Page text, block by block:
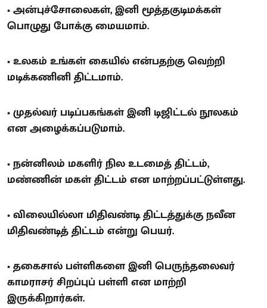
• அன்புச்சோலைகள், இனி மூத்தகுடிமக்கள்
பொழுது போக்கு மையமாம்.
• உலகம் உங்கள் கையில் என்பதற்கு வெற்றி
மடிக்கணினி திட்டமாம்.
• முதல்வர் படிப்பகங்கள் இனி டிஜிட்டல் நூலகம்
என அழைக்கப்படுமாம்.
• நன்னிலம் மகளிர் நில உடமைத் திட்டம்,
மண்ணின் மகள் திட்டம் என மாற்றப்பட்டுள்ளது.
• விலையில்லா மிதிவண்டி திட்டத்துக்கு நவீன
மிதிவண்டித் திட்டம் என்று பெயர்.
• தகைசால் பள்ளிகளை இனி பெருந்தலைவர்
காமராசர் சிறப்புப் பள்ளி என மாற்றி
இருக்கிறார்கள்.